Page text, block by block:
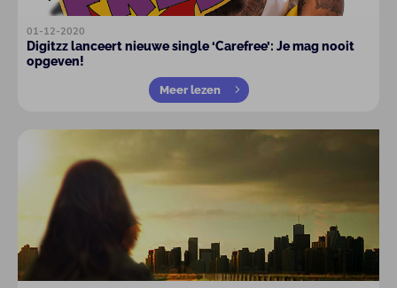
01-12-2020
Digitzz lanceert nieuwe single ‘Carefree’: Je mag nooit
opgeven!
Meer lezen